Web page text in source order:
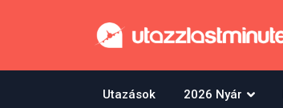
Utazások 2026 Nyár